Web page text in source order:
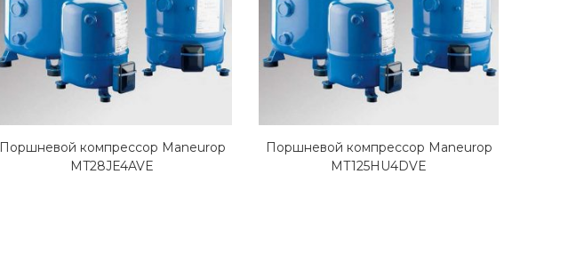
Поршневой компрессор Maneurop
MT28JE4AVE
Поршневой компрессор Maneurop
MT125HU4DVE